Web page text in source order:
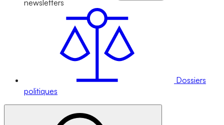
newsletters
Dossiers
politiques